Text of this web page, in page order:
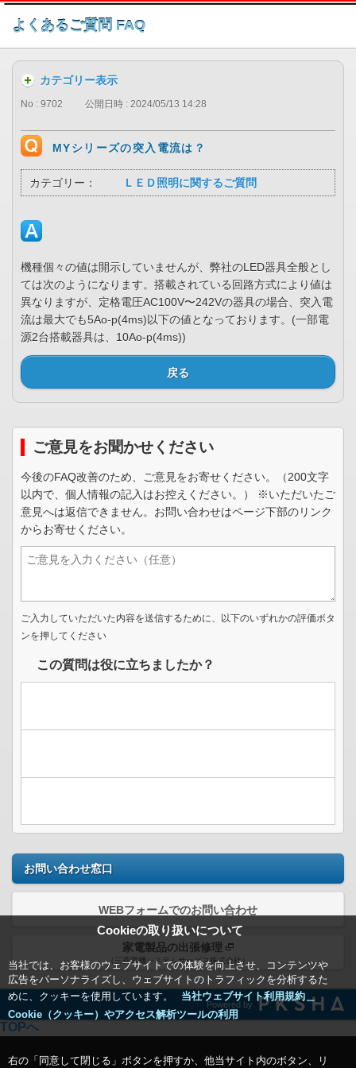
このページの本文へ
よくあるご質問 FAQ
Cookieの取り扱いについて
当社では、お客様のウェブサイトでの体験を向上させ、コンテンツや
広告をパーソナライズし、ウェブサイトのトラフィックを分析するた
めに、クッキーを使用しています。
当社ウェブサイト利用規約＿
Cookie（クッキー）やアクセス解析ツールの利用
右の「同意して閉じる」ボタンを押すか、他当サイト内のボタン、リ
カテゴリー表示
No : 9702 公開日時 : 2024/05/13 14:28
MYシリーズの突入電流は？
カテゴリー： ＬＥＤ照明に関するご質問
機種個々の値は開示していませんが、弊社のLED器具全般とし
ては次のようになります。搭載されている回路方式により値は
異なりますが、定格電圧AC100V〜242Vの器具の場合、突入電
流は最大でも5Ao-p(4ms)以下の値となっております。(一部電
源2台搭載器具は、10Ao-p(4ms))
戻る
ご意見をお聞かせください
今後のFAQ改善のため、ご意見をお寄せください。（200文字
以内で、個人情報の記入はお控えください。） ※いただいたご
意見へは返信できません。お問い合わせはページ下部のリンク
からお寄せください。
ご入力していただいた内容を送信するために、以下のいずれかの評価ボタ
ンを押してください
この質問は役に立ちましたか？
お問い合わせ窓口
WEBフォームでのお問い合わせ
家電製品の出張修理
（三菱電機システムサービス株式会社）
Powered by
TOPへ